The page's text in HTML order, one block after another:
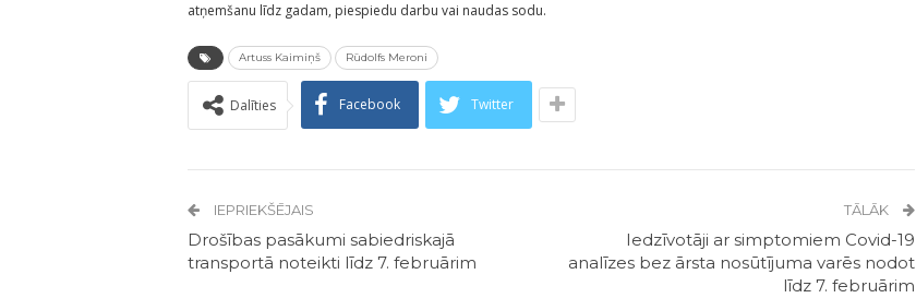
atņemšanu līdz gadam, piespiedu darbu vai naudas sodu.
Artuss Kaimiņš Rūdolfs Meroni
Dalīties Facebook Twitter
IEPRIEKŠĒJAIS
Drošības pasākumi sabiedriskajā
transportā noteikti līdz 7. februārim
TĀLĀK
Iedzīvotāji ar simptomiem Covid-19
analīzes bez ārsta nosūtījuma varēs nodot
līdz 7. februārim